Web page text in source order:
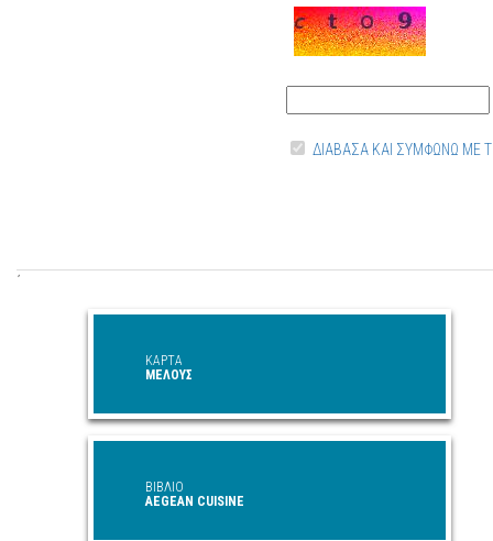
ΔΙΑΒΑΣΑ ΚΑΙ ΣΥΜΦΩΝΩ ΜΕ
΄
ΚΑΡΤΑ
ΜΕΛΟΥΣ
ΒΙΒΛΙΟ
AEGEAN CUISINE